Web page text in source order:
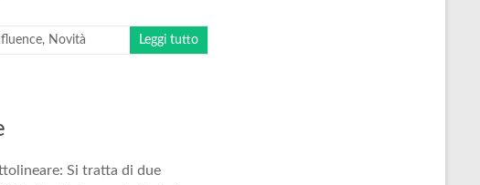
, Novità Leggi tutto
Si tratta di due